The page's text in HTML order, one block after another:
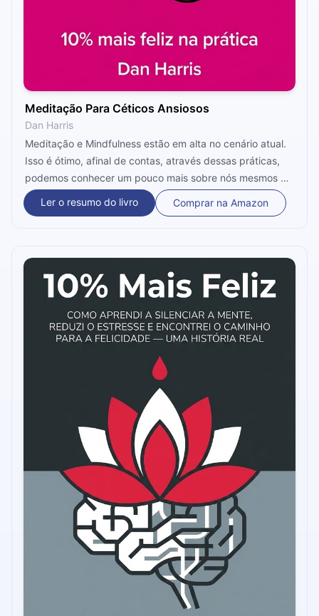
Meditação Para Céticos Ansiosos
Dan Harris
Meditação e Mindfulness estão em alta no cenário atual.
Isso é ótimo, afinal de contas, através dessas práticas,
podemos conhecer um pouco mais sobre nós mesmos e
sobre o nosso entorno. Para desconstruir a ideia de que
meditação é difícil ou inacessível, o presente livro vem
Ler o resumo do livro Comprar na Amazon